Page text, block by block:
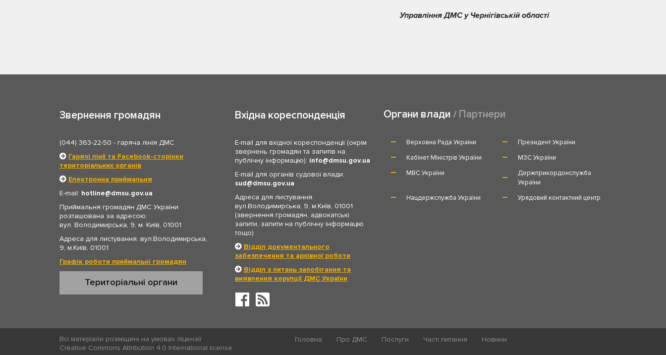
Управління ДМС у Чернігівській області
Звернення громадян
(044) 363-22-50 - гаряча лінія ДМС
Гарячі лінії та Facebook-сторінки
територіальних органів
Електронна приймальня
E-mail: hotline
dmsu.gov.ua
Приймальня громадян ДМС України
розташована за адресою:
вул. Володимирська, 9, м. Київ, 01001
Адреса для листування: вул.Володимирська,
9, м.Київ, 01001
Графік роботи приймальні громадян
Територіальні органи
Вхідна кореспонденція
E-mail для вхідної кореспонденції (окрім
звернень громадян та запитів на
публічну інформацію): info
dmsu.gov.ua
E-mail для органів судової влади:
sud
dmsu.gov.ua
Адреса для листування:
вул.Володимирська, 9, м.Київ, 01001
(звернення громадян, адвокатські
запити, запити на публічну інформацію
тощо)
Відділ документального
забезпечення та архівної роботи
Відділ з питань запобігання та
виявлення корупції ДМС України
Органи влади Партнери
Верховна Рада України
Президент України
Кабінет Міністрів України
МЗС України
МВС України
Держприкордонслужба
України
Нацдержслужба України
Урядовий контактний центр
Головна Про ДМС Послуги Часті питання Новини
Всі матеріали розміщені на умовах ліцензії
Creative Commons Attribution 4.0 International license